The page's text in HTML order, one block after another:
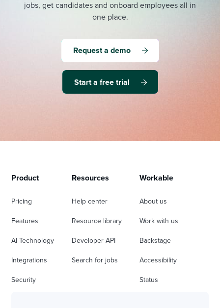
jobs, get candidates and onboard employees all in
one place.
Request a demo
Start a free trial
Product
Pricing
Features
AI Technology
Integrations
Security
Resources
Help center
Resource library
Developer API
Search for jobs
Workable
About us
Work with us
Backstage
Accessibility
Status